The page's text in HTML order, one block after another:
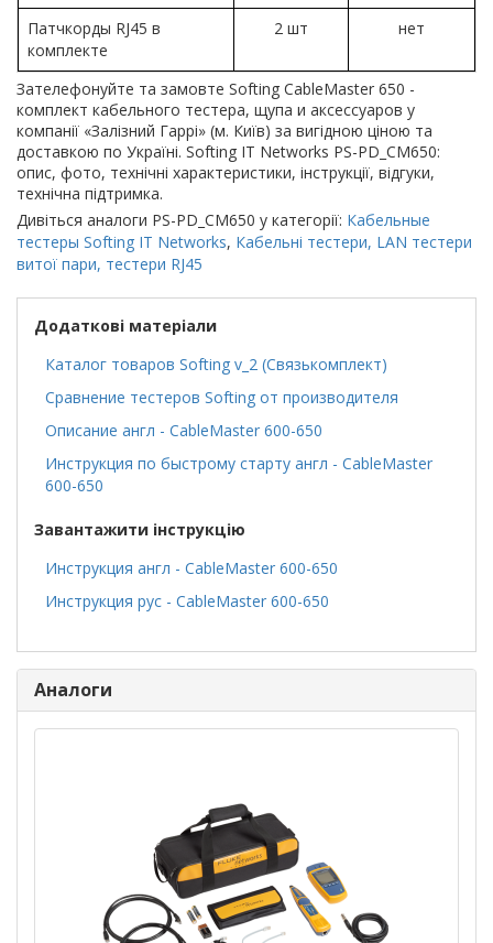
Патчкорды RJ45 в
комплекте
2 шт нет
Зателефонуйте та замовте Softing CableMaster 650 -
комплект кабельного тестера, щупа и аксессуаров у
компанії «Залізний Гаррі» (м. Київ) за вигідною ціною та
доставкою по Україні. Softing IT Networks PS-PD_CM650:
опис, фото, технічні характеристики, інструкції, відгуки,
технічна підтримка.
Дивіться аналоги PS-PD_CM650 у категорії: Кабельные
тестеры Softing IT Networks, Кабельні тестери, LAN тестери
витої пари, тестери RJ45
Додаткові матеріали
Каталог товаров Softing v_2 (Связькомплект)
Сравнение тестеров Softing от производителя
Описание англ - CableMaster 600-650
Инструкция по быстрому старту англ - CableMaster
600-650
Завантажити інструкцію
Инструкция англ - CableMaster 600-650
Инструкция рус - CableMaster 600-650
Аналоги